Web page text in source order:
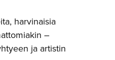
harvinaisia
–
ja artistin